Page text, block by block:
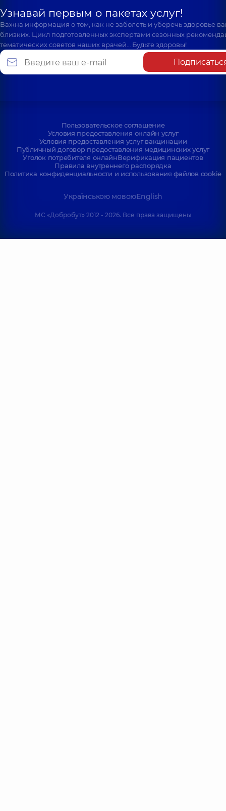
Узнавай первым о пакетах услуг!
Важна информация о том, как не заболеть и уберечь здоровье
близких. Цикл подготовленных экспертами сезонных
тематических советов наших врачей… Будьте здоровы!
Пользовательское соглашение
Условия предоставления онлайн услуг
Условия предоставления услуг вакцинации
Публичный договор предоставления медицинских услуг
Уголок потребителя онлайнВерификация пациентов
Правила внутреннего распорядка
Политика конфиденциальности и использования файлов cookie
Українською мовоюEnglish
МС «Добробут» 2012 - 2026. Все права защищены